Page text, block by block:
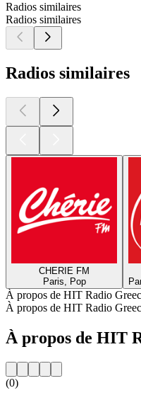
Radios similaires
Radios similaires
Radios similaires
CHERIE FM
Paris, Pop
À propos de HIT Radio
À propos de HIT Radio
À propos de HIT
(0)